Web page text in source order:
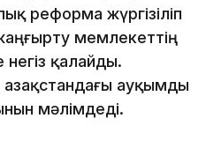
реформа жүргізіліп
мемлекеттің
қалайды.
Қазақстандағы ауқымды
мәлімдеді.